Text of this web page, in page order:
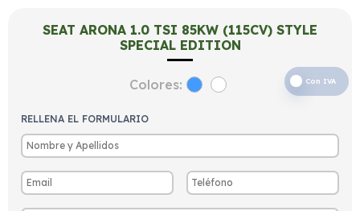
SEAT ARONA 1.0 TSI 85KW (115CV) STYLE
SPECIAL EDITION
Con IVA
Colores:
RELLENA EL FORMULARIO